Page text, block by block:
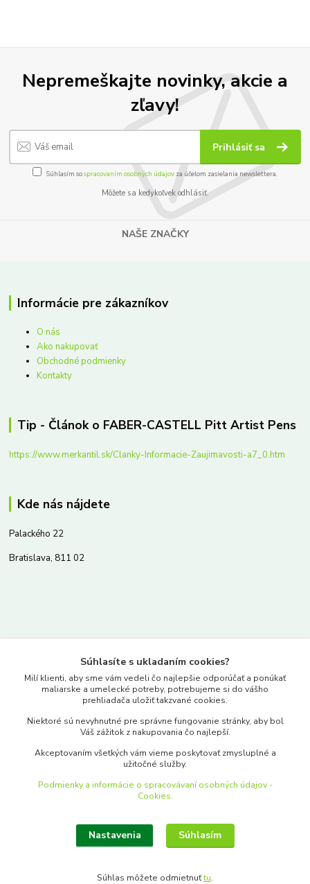
Nepremeškajte novinky, akcie a
zľavy!
Prihlásiť sa
Súhlasím sospracovaním osobných údajov za účelom zasielania newslettera.
Môžete sa kedykoľvek odhlásiť.
NAŠE ZNAČKY
Informácie pre zákazníkov
O nás
Ako nakupovať
Obchodné podmienky
Kontakty
Tip - Článok o FABER-CASTELL Pitt Artist Pens
https://www.merkantil.sk/Clanky-Informacie-Zaujimavosti-a7_0.htm
Kde nás nájdete
Palackého 22
Bratislava, 811 02
www.merkantil.sk
Pondelok-Piatok: 9.00-17.00hod.
objednavky@merkantil-obchod.sk
Upraviť zber cookies.
Súhlasíte s ukladaním cookies?
Milí klienti, aby sme vám vedeli čo najlepšie odporúčať a ponúkať
maliarske a umelecké potreby, potrebujeme si do vášho
prehliadača uložiť takzvané cookies.
Niektoré sú nevyhnutné pre správne fungovanie stránky, aby bol
Váš zážitok z nakupovania čo najlepší.
Akceptovaním všetkých vám vieme poskytovať zmysluplné a
užitočné služby.
Podmienky a informácie o spracovávaní osobných údajov -
Cookies.
Nastavenia Súhlasím
Súhlas môžete odmietnuťtu.